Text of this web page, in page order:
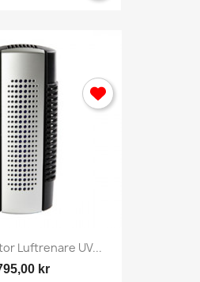
Luftrenare UV...
kr